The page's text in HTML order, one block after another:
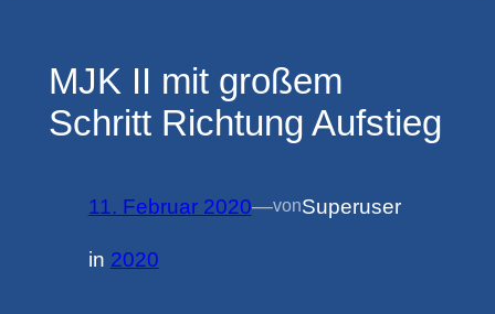
MJK II mit großem
Schritt Richtung Aufstieg
11. Februar 2020—vonSuperuser
in 2020